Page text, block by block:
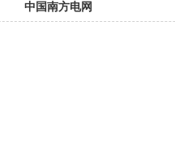
中国南方电网